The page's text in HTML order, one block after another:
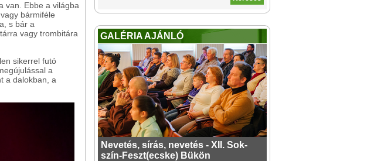
van. Ebbe a világba
bármiféle
s bár a
vagy trombitára
sikerrel futó
a
a dalokban, a
GALÉRIA AJÁNLÓ
Nevetés, sírás, nevetés - XII. Sok-
szín-Feszt(ecske) Bükön